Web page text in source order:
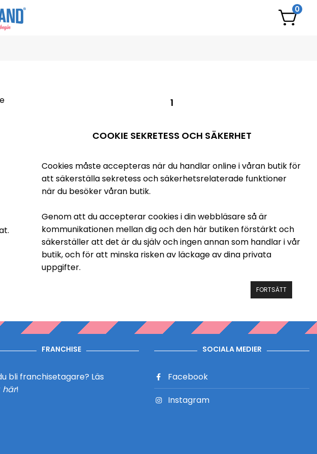
0
1
COOKIE SEKRETESS OCH SÄKERHET
Cookies måste accepteras när du handlar online i våran butik för
att säkerställa sekretess och säkerhetsrelaterade funktioner
när du besöker våran butik.
Genom att du accepterar cookies i din webbläsare så är
kommunikationen mellan dig och den här butiken förstärkt och
säkerställer att det är du själv och ingen annan som handlar i vår
butik, och för att minska risken av läckage av dina privata
uppgifter.
FORTSÄTT
FRANCHISE
bli franchisetagare? Läs
här!
SOCIALA MEDIER
Facebook
Instagram